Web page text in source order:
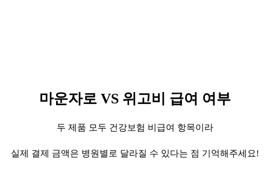
마운자로 VS 위고비 급여 여부
두 제품 모두 건강보험 비급여 항목이라
실제 결제 금액은 병원별로 달라질 수 있다는 점 기억해주세요!